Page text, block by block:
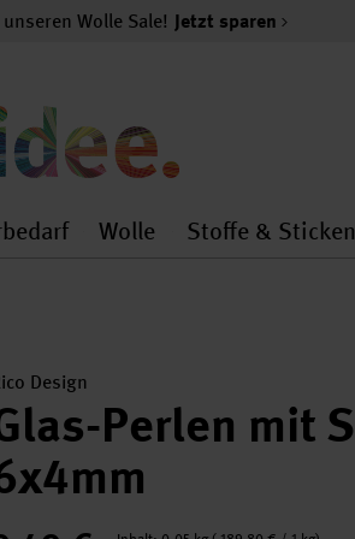
Wolle Sale! Jetzt sparen
general.openMenu
Künstlerbedarf
Wolle
Wolle
Stoffe & Sticken
Design
Perlen mit